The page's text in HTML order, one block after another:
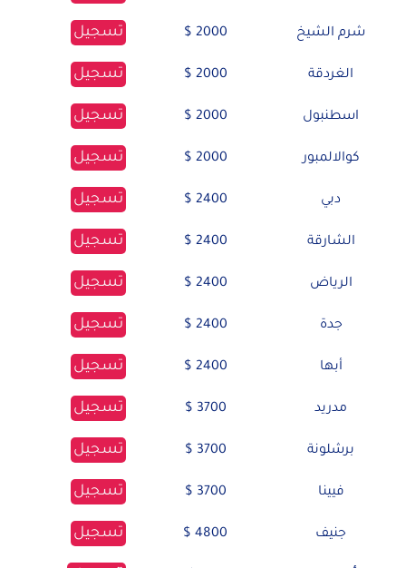
شرم الشيخ 2000 $ تسجيل
الغردقة 2000 $ تسجيل
اسطنبول 2000 $ تسجيل
كوالالمبور 2000 $ تسجيل
دبي 2400 $ تسجيل
الشارقة 2400 $ تسجيل
الرياض 2400 $ تسجيل
جدة 2400 $ تسجيل
أبها 2400 $ تسجيل
مدريد 3700 $ تسجيل
برشلونة 3700 $ تسجيل
فيينا 3700 $ تسجيل
جنيف 4800 $ تسجيل